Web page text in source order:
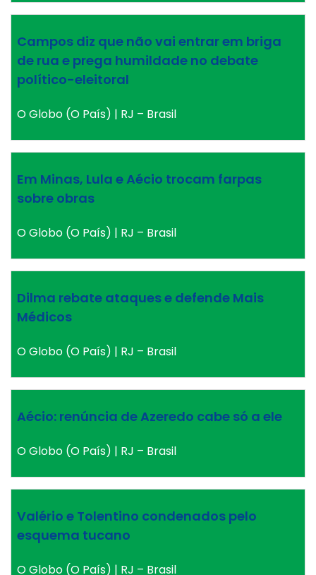
Campos diz que não vai entrar em briga
de rua e prega humildade no debate
político-eleitoral
O Globo (O País) | RJ – Brasil
Em Minas, Lula e Aécio trocam farpas
sobre obras
O Globo (O País) | RJ – Brasil
Dilma rebate ataques e defende Mais
Médicos
O Globo (O País) | RJ – Brasil
Aécio: renúncia de Azeredo cabe só a ele
O Globo (O País) | RJ – Brasil
Valério e Tolentino condenados pelo
esquema tucano
O Globo (O País) | RJ – Brasil